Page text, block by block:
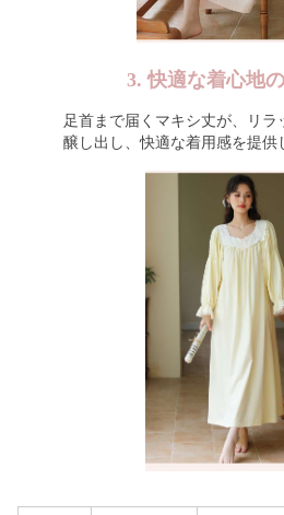
3. 快適な着心地
足首まで届くマキシ丈が、リラ
醸し出し、快適な着用感を提供